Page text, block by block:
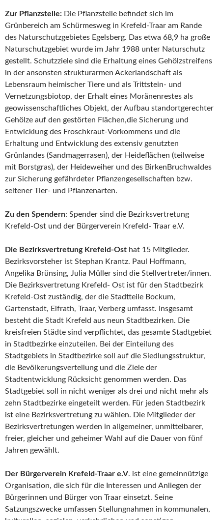
Zur Pflanzstelle: Die Pflanzstelle befindet sich im
Grünbereich am Schürmesweg in Krefeld-Traar am Rande
des Naturschutzgebietes Egelsberg. Das etwa 68,9 ha große
Naturschutzgebiet wurde im Jahr 1988 unter Naturschutz
gestellt. Schutzziele sind die Erhaltung eines Gehölzstreifens
in der ansonsten strukturarmen Ackerlandschaft als
Lebensraum heimischer Tiere und als Trittstein- und
Vernetzungsbiotop, der Erhalt eines Moränenrestes als
geowissenschaftliches Objekt, der Aufbau standortgerechter
Gehölze auf den gestörten Flächen,die Sicherung und
Entwicklung des Froschkraut-Vorkommens und die
Erhaltung und Entwicklung des extensiv genutzten
Grünlandes (Sandmagerrasen), der Heideflächen (teilweise
mit Borstgras), der Heideweiher und des BirkenBruchwaldes
zur Sicherung gefährdeter Pflanzengesellschaften bzw.
seltener Tier- und Pflanzenarten.
Zu den Spendern: Spender sind die Bezirksvertretung
Krefeld-Ost und der Bürgerverein Krefeld- Traar e.V.
Die Bezirksvertretung Krefeld-Ost hat 15 Mitglieder.
Bezirksvorsteher ist Stephan Krantz. Paul Hoffmann,
Angelika Brünsing, Julia Müller sind die Stellvertreter/innen.
Die Bezirksvertretung Krefeld- Ost ist für den Stadtbezirk
Krefeld-Ost zuständig, der die Stadtteile Bockum,
Gartenstadt, Elfrath, Traar, Verberg umfasst. Insgesamt
besteht die Stadt Krefeld aus neun Stadtbezirken. Die
kreisfreien Städte sind verpflichtet, das gesamte Stadtgebiet
in Stadtbezirke einzuteilen. Bei der Einteilung des
Stadtgebiets in Stadtbezirke soll auf die Siedlungsstruktur,
die Bevölkerungsverteilung und die Ziele der
Stadtentwicklung Rücksicht genommen werden. Das
Stadtgebiet soll in nicht weniger als drei und nicht mehr als
zehn Stadtbezirke eingeteilt werden. Für jeden Stadtbezirk
ist eine Bezirksvertretung zu wählen. Die Mitglieder der
Bezirksvertretungen werden in allgemeiner, unmittelbarer,
freier, gleicher und geheimer Wahl auf die Dauer von fünf
Jahren gewählt.
Der Bürgerverein Krefeld-Traar e.V. ist eine gemeinnützige
Organisation, die sich für die Interessen und Anliegen der
Bürgerinnen und Bürger von Traar einsetzt. Seine
Satzungszwecke umfassen Stellungnahmen in kommunalen,